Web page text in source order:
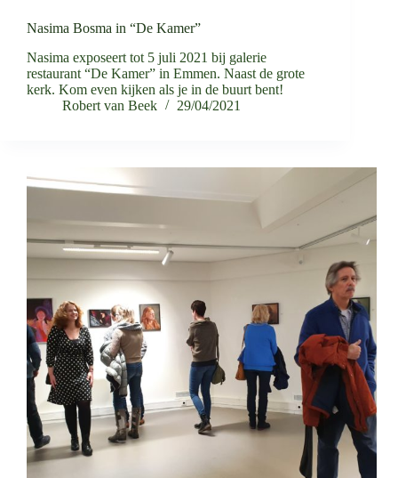
Nasima Bosma in “De Kamer”
Nasima exposeert tot 5 juli 2021 bij galerie
restaurant “De Kamer” in Emmen. Naast de grote
kerk. Kom even kijken als je in de buurt bent!
Robert van Beek
29/04/2021